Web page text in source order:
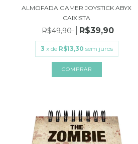
ALMOFADA GAMER JOYSTICK ABYX
CAIXISTA
R$49,90 R$39,90
3 x de R$13,30 sem juros